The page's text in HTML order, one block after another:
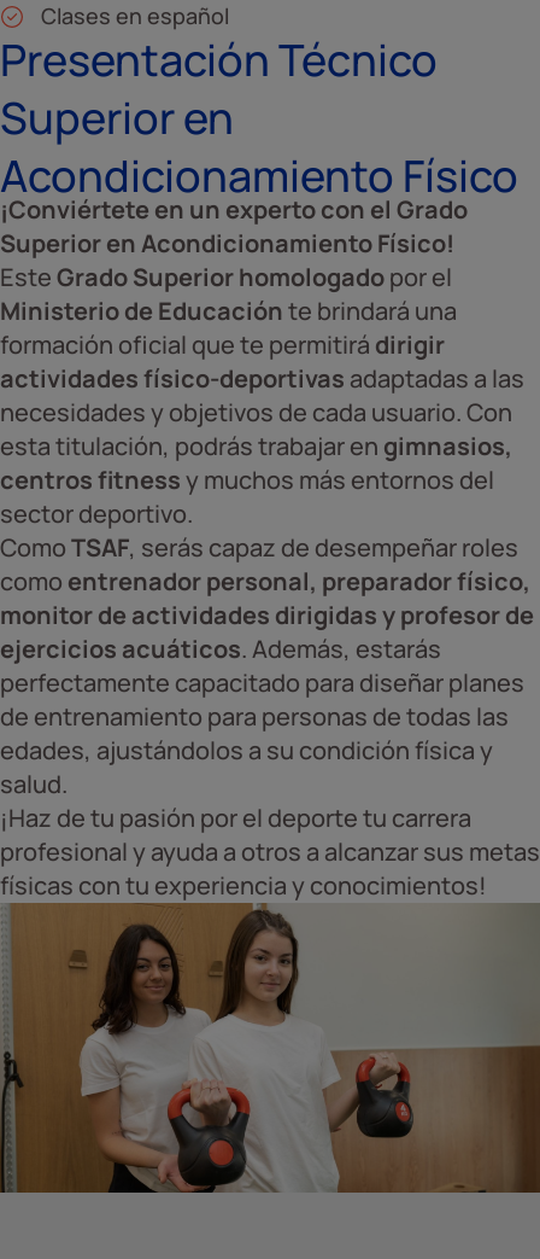
Clases en español
Presentación Técnico
Superior en
Acondicionamiento Físico
¡Conviértete en un experto con el Grado
Superior en Acondicionamiento Físico!
EsteGrado Superior homologadopor el
Ministerio de Educaciónte brindará una
formación oficial que te permitirá dirigir
actividades físico-deportivas adaptadas a las
necesidades y objetivos de cada usuario. Con
esta titulación, podrás trabajar en gimnasios,
centros fitnessy muchos más entornos del
sector deportivo.
ComoTSAF, serás capaz de desempeñar roles
como entrenador personal, preparador físico,
monitor de actividades dirigidas y profesor de
ejercicios acuáticos. Además, estarás
perfectamente capacitado para diseñar planes
de entrenamiento para personas de todas las
edades, ajustándolos a su condición física y
salud.
¡Haz de tu pasión por el deporte tu carrera
profesional y ayuda a otros a alcanzar sus metas
físicas con tu experiencia y conocimientos!